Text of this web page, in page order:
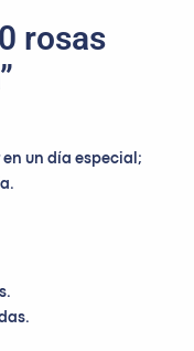
rosas
un día especial;